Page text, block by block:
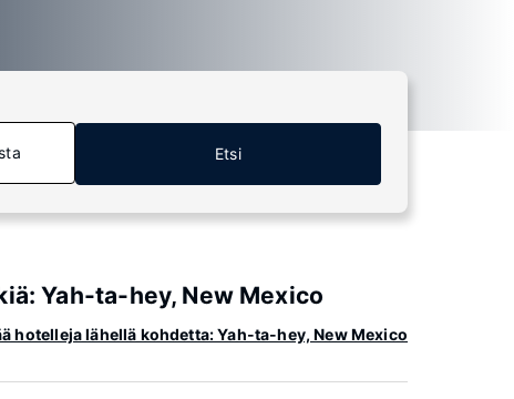
Etsi
Yah-ta-hey, New Mexico
hotelleja lähellä kohdetta: Yah-ta-hey, New Mexico